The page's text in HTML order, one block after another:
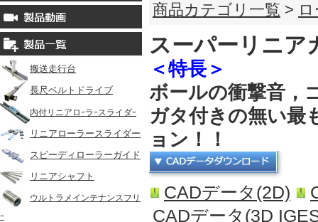
搬送走行台
長尺ベルトドライブ
内付リニアロｰラｰスライダｰ
リニアローラースライダー
スピーディローラーガイド
リニアシャフト
ウルトラメインテナンスフリ
ｰ
商品カテゴリ一覧 >
スーパーリニア
＜特長＞
ボールの衝撃音，
ガタ付きの無い最
ョン！！
CADデータ(2D)
CADデータ(3D